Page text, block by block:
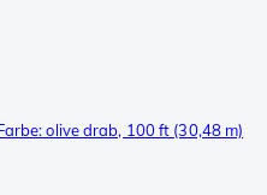
olive drab, 100 ft (30,48 m)